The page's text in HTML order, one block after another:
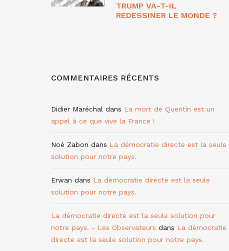
TRUMP VA-T-IL
REDESSINER LE MONDE ?
COMMENTAIRES RÉCENTS
Didier Maréchal dans La mort de Quentin est un
appel à ce que vive la France !
Noé Zabon dans La démocratie directe est la seule
solution pour notre pays.
Erwan dans La démocratie directe est la seule
solution pour notre pays.
La démocratie directe est la seule solution pour
notre pays. - Les Observateurs dans La démocratie
directe est la seule solution pour notre pays.